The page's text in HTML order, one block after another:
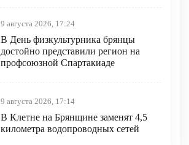
9 августа 2026, 17:24
В День физкультурника брянцы
достойно представили регион на
профсоюзной Спартакиаде
9 августа 2026, 17:14
В Клетне на Брянщине заменят 4,5
километра водопроводных сетей